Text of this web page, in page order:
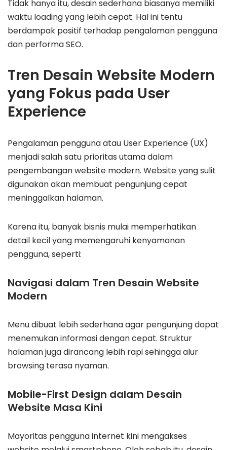
Tidak hanya itu, desain sederhana biasanya memiliki
waktu loading yang lebih cepat. Hal ini tentu
berdampak positif terhadap pengalaman pengguna
dan performa SEO.
Tren Desain Website Modern
yang Fokus pada User
Experience
Pengalaman pengguna atau User Experience (UX)
menjadi salah satu prioritas utama dalam
pengembangan website modern. Website yang sulit
digunakan akan membuat pengunjung cepat
meninggalkan halaman.
Karena itu, banyak bisnis mulai memperhatikan
detail kecil yang memengaruhi kenyamanan
pengguna, seperti:
Navigasi dalam Tren Desain Website
Modern
Menu dibuat lebih sederhana agar pengunjung dapat
menemukan informasi dengan cepat. Struktur
halaman juga dirancang lebih rapi sehingga alur
browsing terasa nyaman.
Mobile-First Design dalam Desain
Website Masa Kini
Mayoritas pengguna internet kini mengakses